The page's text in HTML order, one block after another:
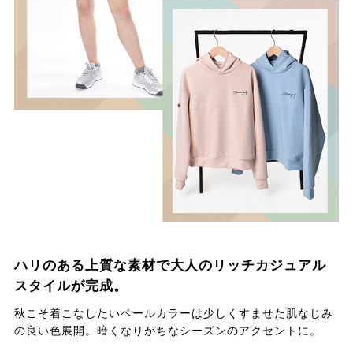
ハリのある上質な素材で大人のリッチカジュアル
スタイルが完成。
秋こそ着こなしたいペールカラーは少しくすませた肌なじみ
の良い色展開。暗くなりがちなシーズンのアクセントに。